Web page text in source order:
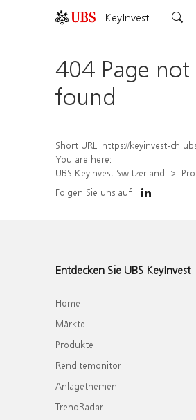
KeyInvest
404 Page not
found
Short URL: https://keyinvest-ch.ubs.com/produkt/detail/
You are here:
UBS KeyInvest Switzerland
Folgen Sie uns auf
Entdecken Sie UBS KeyInvest
Home
Märkte
Produkte
Renditemonitor
Anlagethemen
TrendRadar